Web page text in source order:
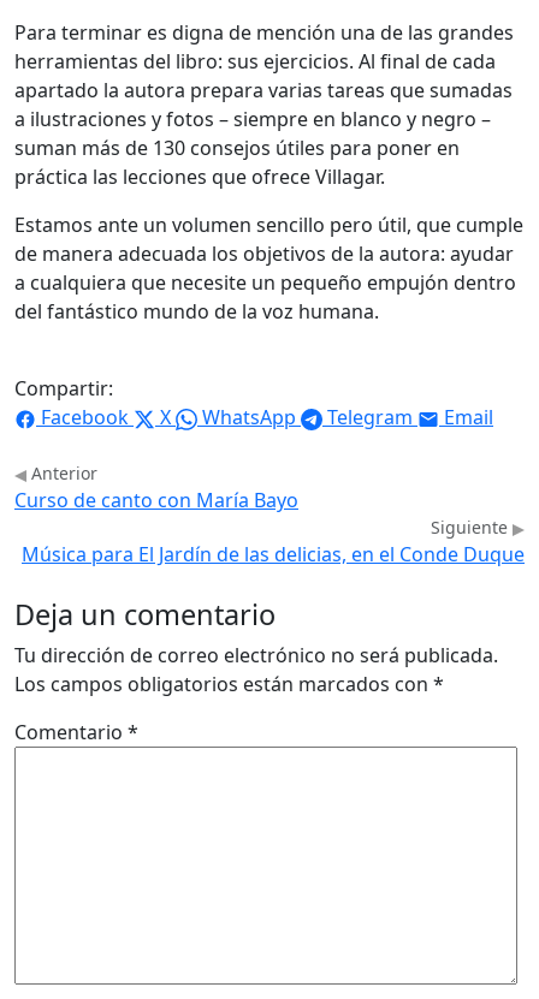
Para terminar es digna de mención una de las grandes
herramientas del libro: sus ejercicios. Al final de cada
apartado la autora prepara varias tareas que sumadas
a ilustraciones y fotos – siempre en blanco y negro –
suman más de 130 consejos útiles para poner en
práctica las lecciones que ofrece Villagar.
Estamos ante un volumen sencillo pero útil, que cumple
de manera adecuada los objetivos de la autora: ayudar
a cualquiera que necesite un pequeño empujón dentro
del fantástico mundo de la voz humana.
Compartir:
Facebook
X WhatsApp Telegram Email
Anterior
Curso de canto con María Bayo
Siguiente
Música para El Jardín de las delicias, en el Conde Duque
Deja un comentario
Tu dirección de correo electrónico no será publicada.
Los campos obligatorios están marcados con *
Comentario *